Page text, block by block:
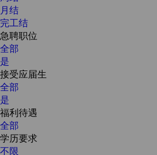
月结
完工结
急聘职位
全部
是
接受应届生
全部
是
福利待遇
全部
学历要求
不限